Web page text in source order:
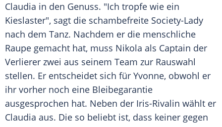
Claudia in den Genuss. "Ich tropfe wie ein
Kieslaster", sagt die schambefreite Society-Lady
nach dem Tanz. Nachdem er die menschliche
Raupe gemacht hat, muss Nikola als Captain der
Verlierer zwei aus seinem Team zur Rauswahl
stellen. Er entscheidet sich für Yvonne, obwohl er
ihr vorher noch eine Bleibegarantie
ausgesprochen hat. Neben der Iris-Rivalin wählt er
Claudia aus. Die so beliebt ist, dass keiner gegen